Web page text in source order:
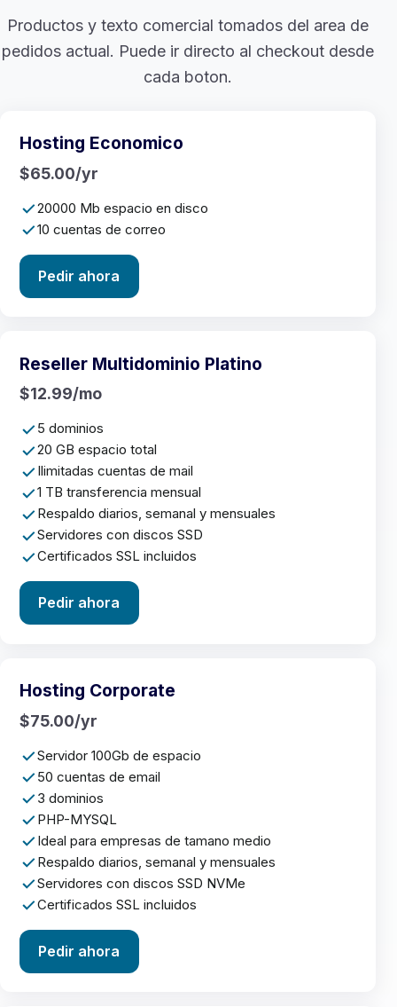
Productos y texto comercial tomados del area de
pedidos actual. Puede ir directo al checkout desde
cada boton.
Hosting Economico
$65.00/yr
20000 Mb espacio en disco
10 cuentas de correo
Pedir ahora
Reseller Multidominio Platino
$12.99/mo
5 dominios
20 GB espacio total
Ilimitadas cuentas de mail
1 TB transferencia mensual
Respaldo diarios, semanal y mensuales
Servidores con discos SSD
Certificados SSL incluidos
Pedir ahora
Hosting Corporate
$75.00/yr
Servidor 100Gb de espacio
50 cuentas de email
3 dominios
PHP-MYSQL
Ideal para empresas de tamano medio
Respaldo diarios, semanal y mensuales
Servidores con discos SSD NVMe
Certificados SSL incluidos
Pedir ahora